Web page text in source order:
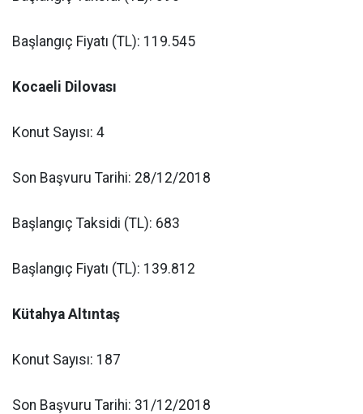
Başlangıç Fiyatı (TL): 119.545
Kocaeli Dilovası
Konut Sayısı: 4
Son Başvuru Tarihi: 28/12/2018
Başlangıç Taksidi (TL): 683
Başlangıç Fiyatı (TL): 139.812
Kütahya Altıntaş
Konut Sayısı: 187
Son Başvuru Tarihi: 31/12/2018